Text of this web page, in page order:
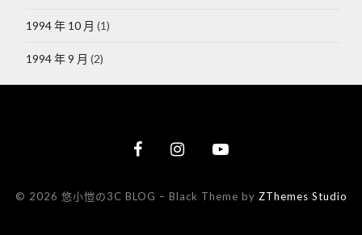
1994 年 10 月 (1)
1994 年 9 月 (2)
© 2026 悠小愷の3C BLOG – Black Theme by ZThemes Studio